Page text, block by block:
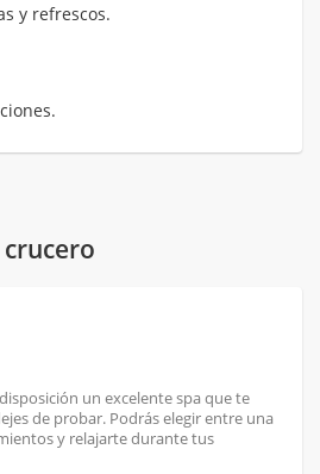
y refrescos.
un excelente spa que te
de probar. Podrás elegir entre una
y relajarte durante tus